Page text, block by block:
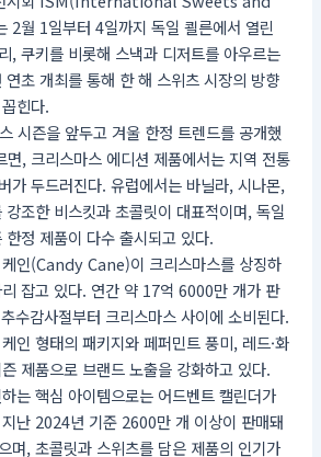
월 1일부터 4일까지 독일 쾰른에서 열린
, 쿠키를 비롯해 스낵과 디저트를 아우르는
연초 개최를 통해 한 해 스위츠 시장의 방향
힌다.
시즌을 앞두고 겨울 한정 트렌드를 공개했
, 크리스마스 에디션 제품에서는 지역 전통
가 두드러진다. 유럽에서는 바닐라, 시나몬,
조한 비스킷과 초콜릿이 대표적이며, 독일
정 제품이 다수 출시되고 있다.
인(Candy Cane)이 크리스마스를 상징하
잡고 있다. 연간 약 17억 6000만 개가 판
수감사절부터 크리스마스 사이에 소비된다.
인 형태의 패키지와 페퍼민트 풍미, 레드·화
제품으로 브랜드 노출을 강화하고 있다.
는 핵심 아이템으로는 어드벤트 캘린더가
난 2024년 기준 2600만 개 이상이 판매돼
며, 초콜릿과 스위츠를 담은 제품의 인기가